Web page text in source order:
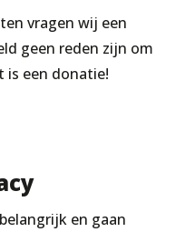
vragen wij een
geen reden zijn om
is een donatie!
en gaan